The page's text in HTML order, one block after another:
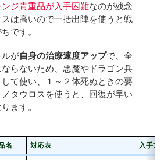
ジ貴重品が入手困難なのが残念
は高いので一括出陣を使うと戦
です。
ルが自身の治療速度アップで、全
ならないため、悪魔やドラゴン兵
て使い、１～２体死ぬときの要
タウロスを使うと、回復が早い
ます。
名 対応表 入手方